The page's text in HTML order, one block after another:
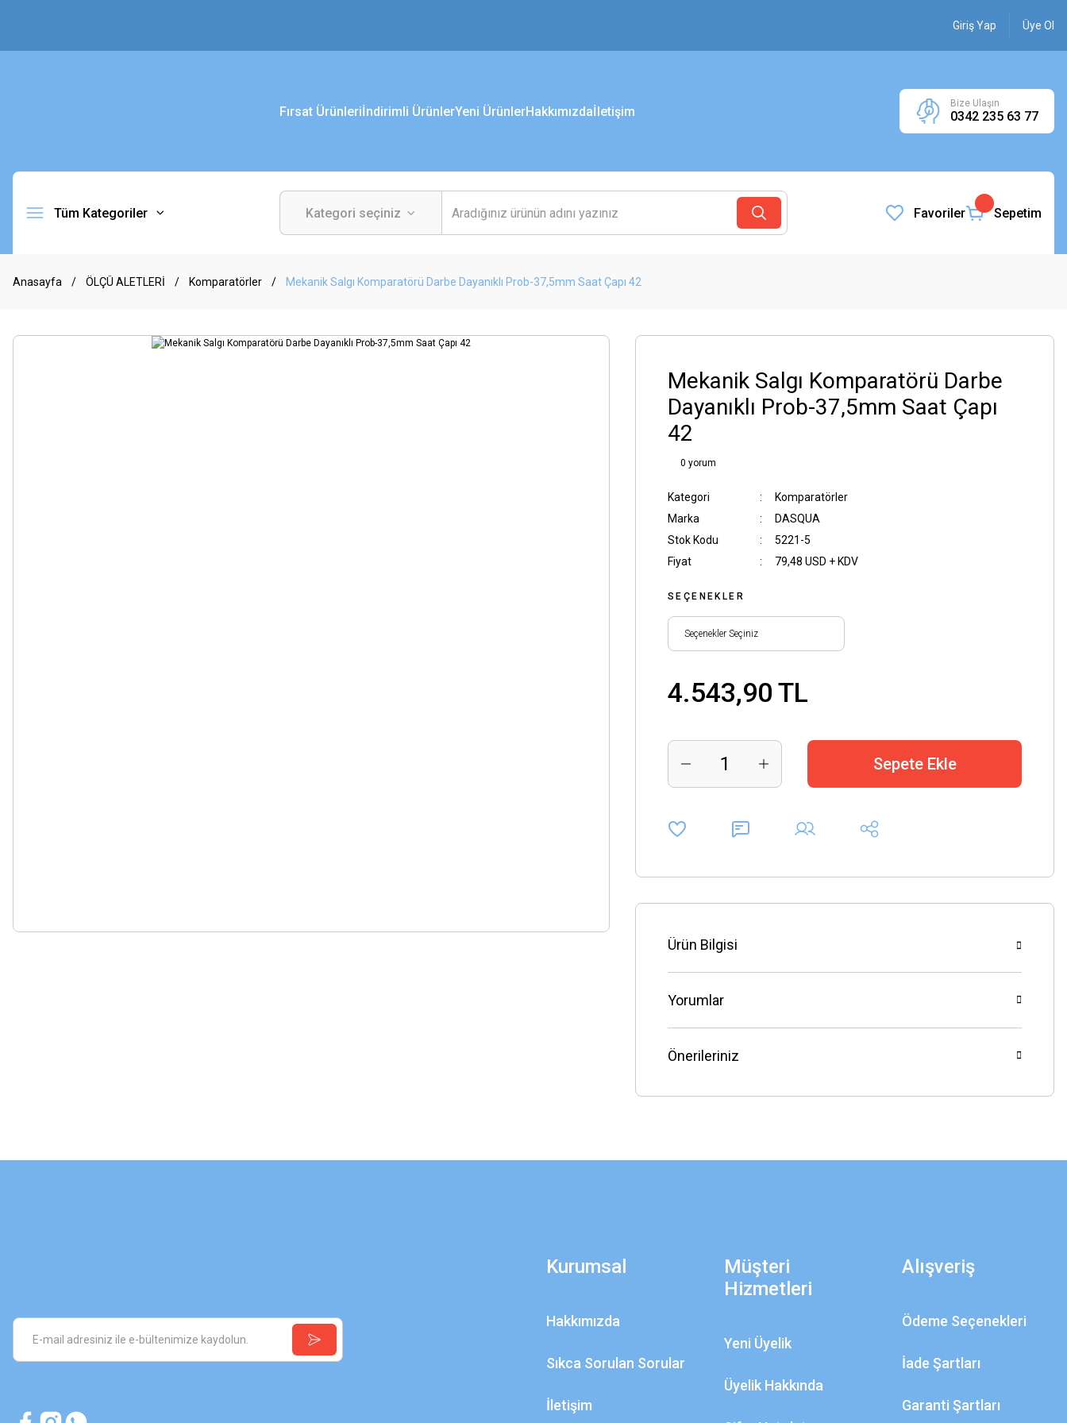
Giriş Yap Üye Ol
Fırsat Ürünleriİndirimli ÜrünlerYeni ÜrünlerHakkımızdaİletişim
Bize Ulaşın
0342 235 63 77
Tüm Kategoriler Favoriler Sepetim
Anasayfa ÖLÇÜ ALETLERİ Komparatörler Mekanik Salgı Komparatörü Darbe Dayanıklı Prob-37,5mm Saat Çapı 42
Mekanik Salgı Komparatörü Darbe
Dayanıklı Prob-37,5mm Saat Çapı
42
0 yorum
Kategori
Komparatörler
Marka
DASQUA
Stok Kodu
5221-5
Fiyat
79,48 USD + KDV
SEÇENEKLER
4.543,90 TL
Sepete Ekle
Ürün Bilgisi
Yorumlar
Önerileriniz
Kurumsal
Hakkımızda
Sıkca Sorulan Sorular
İletişim
Müşteri
Hizmetleri
Yeni Üyelik
Üyelik Hakkında
Alışveriş
Ödeme Seçenekleri
İade Şartları
Garanti Şartları